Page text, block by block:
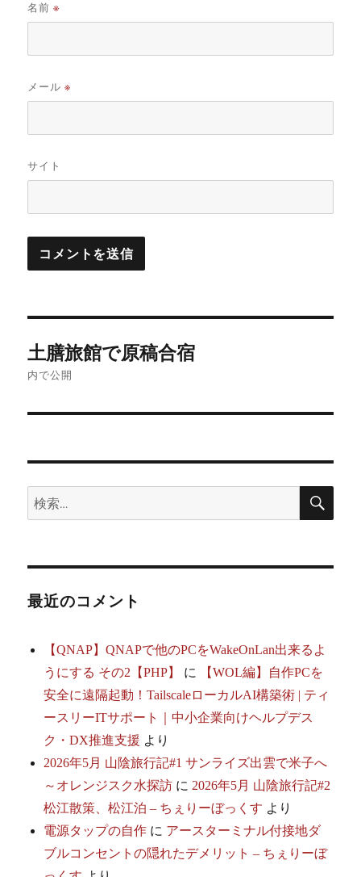
名前※
メール※
サイト
稿
ゲ
ー
ョ
ン
土膳旅館で原稿合宿
内で公開
検
索:
検
最近のコメント
【QNAP】QNAPで他のPCをWakeOnLan出来るよ
うにする その2【PHP】
に
【WOL編】自作PCを
安全に遠隔起動！TailscaleローカルAI構築術 | ティ
ースリーITサポート｜中小企業向けヘルプデス
ク・DX推進支援 より
2026年5月 山陰旅行記#1 サンライズ出雲で米子へ
～オレンジスク水探訪 に 2026年5月 山陰旅行記#2
松江散策、松江泊 – ちぇりーぼっくす より
電源タップの自作 に アースターミナル付接地ダ
ブルコンセントの隠れたデメリット – ちぇりーぼ